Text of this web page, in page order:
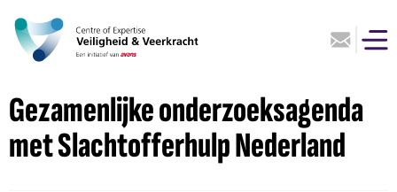
Gezamenlijke onderzoeksagenda
met Slachtofferhulp Nederland